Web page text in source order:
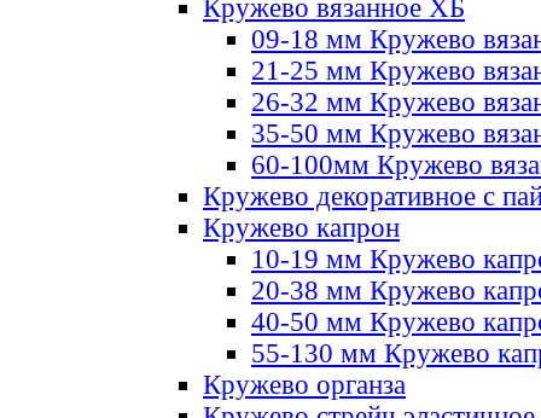
Кружево вязанное ХБ
09-18 мм Кружево
21-25 мм Кружево
26-32 мм Кружево
35-50 мм Кружево
60-100мм Кружево
Кружево декоративное с
Кружево капрон
10-19 мм Кружево
20-38 мм Кружево
40-50 мм Кружево
55-130 мм Кружево
Кружево органза